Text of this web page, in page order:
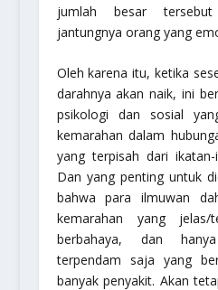
jumlah besar
jantungnya orang yang
Oleh karena itu, ketika
darahnya akan naik, ini
psikologi dan sosial
kemarahan dalam
yang terpisah dari
Dan yang penting untuk
bahwa para ilmuwan
kemarahan yang jelas/
berbahaya, dan
terpendam saja yang
banyak penyakit. Akan